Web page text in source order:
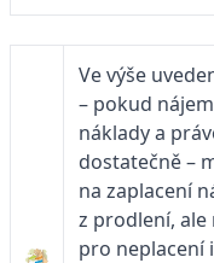
Ve výše
– pokud
náklady a
dostatečně –
na zaplacení
z prodlení,
pro neplacení